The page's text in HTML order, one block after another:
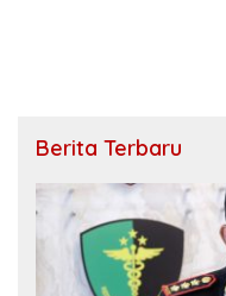
Berita Terbaru